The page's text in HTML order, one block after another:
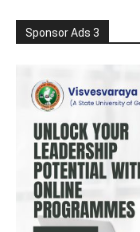
Sponsor Ads 3